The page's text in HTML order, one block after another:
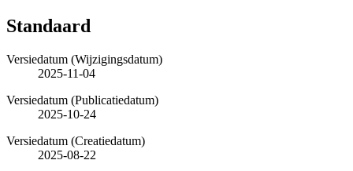
Standaard
Versiedatum (Wijzigingsdatum)
2025-11-04
Versiedatum (Publicatiedatum)
2025-10-24
Versiedatum (Creatiedatum)
2025-08-22